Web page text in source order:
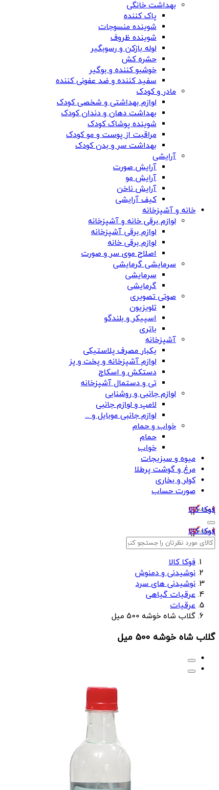
بهداشت خانگی
پاک کننده
شوینده منسوجات
شوینده ظروف
لوله بازکن و رسوبگیر
حشره کش
خوشبو کننده و بوگیر
سفید کننده و ضد عفونی کننده
مادر و کودک
لوازم بهداشتی و شخصی کودک
بهداشت دهان و دندان کودک
شوینده پوشاک کودک
مراقبت از پوست و مو کودک
بهداشت سر و بدن کودک
آرایشی
آرایش صورت
آرایش مو
آرایش ناخن
کیف آرایشی
خانه و آشپزخانه
لوازم برقی خانه و آشپزخانه
لوازم برقی آشپزخانه
لوازم برقی خانه
اصلاح موی سر و صورت
سرمایشی گرمایشی
سرمایشی
گرمایشی
صوتی تصویری
تلویزیون
اسپیکر و بلندگو
باتری
آشپزخانه
یکبار مصرف پلاستیکی
لوازم آشپزخانه و پخت و پز
دستکش و اسکاج
تی و دستمال آشپزخانه
لوازم جانبی و روشنایی
لامپ و لوازم جانبی
لوازم جانبی موبایل و ...
خواب و حمام
حمام
خواب
میوه و سبزیجات
مرغ و گوشت پرطلا
کولر و بخاری
صورت حساب
فوکا کالا
فوکا کالا
فوکا کالا
نوشیدنی و دمنوش
نوشیدنی های سرد
عرقیات گیاهی
عرقیات
گلاب شاه خوشه 500 میل
گلاب شاه خوشه 500 میل